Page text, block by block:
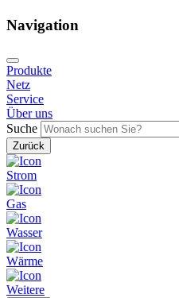
Navigation
Produkte
Netz
Service
Über uns
Suche
Zurück
Strom
Gas
Wasser
Wärme
Weitere